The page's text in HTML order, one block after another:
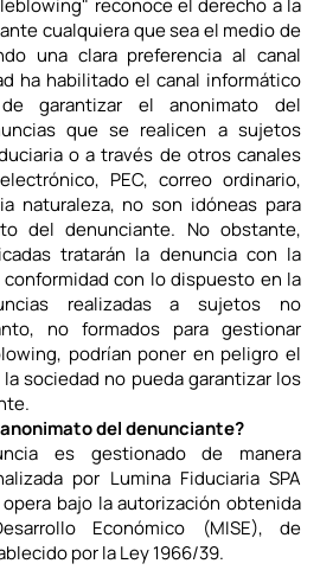
reconoce el derecho a la
cualquiera que sea el medio de
una clara preferencia al canal
ha habilitado el canal informático
garantizar el anonimato del
que se realicen a sujetos
o a través de otros canales
PEC, correo ordinario,
naturaleza, no son idóneas para
del denunciante. No obstante,
tratarán la denuncia con la
con lo dispuesto en la
realizadas a sujetos no
no formados para gestionar
podrían poner en peligro el
sociedad no pueda garantizar los
del denunciante?
es gestionado de manera
por Lumina Fiduciaria SPA
bajo la autorización obtenida
Económico (MISE), de
por la Ley 1966/39.